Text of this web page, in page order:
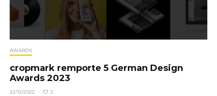
AWARDS
cropmark remporte 5 German Design
Awards 2023
22/12/2022 · 2